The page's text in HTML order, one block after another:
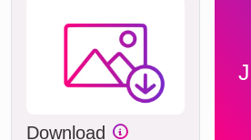
Download